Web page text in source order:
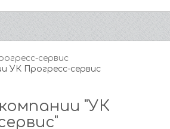
сервис
УК Прогресс-сервис
"УК